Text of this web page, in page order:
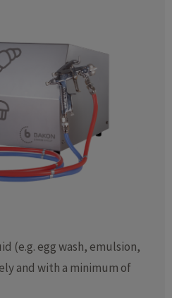
(e.g. egg wash, emulsion,
and with a minimum of